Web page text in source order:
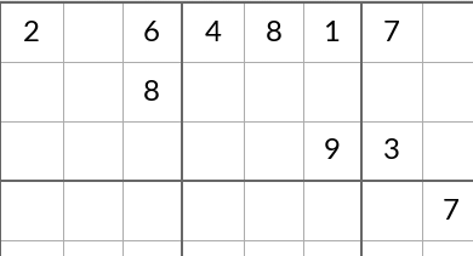
2 6 4 8 1 7
8
9
3
7